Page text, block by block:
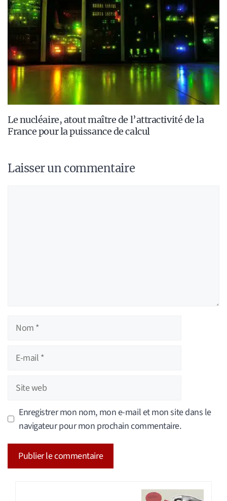
Le nucléaire, atout maître de l’attractivité de la
France pour la puissance de calcul
Laisser un commentaire
Nom
Site
web
Enregistrer mon nom, mon e-mail et mon site dans le
navigateur pour mon prochain commentaire.